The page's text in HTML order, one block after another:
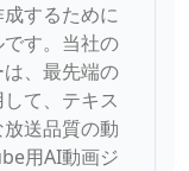
するために
す。当社の
、最先端の
て、テキス
送品質の動
用AI動画ジ